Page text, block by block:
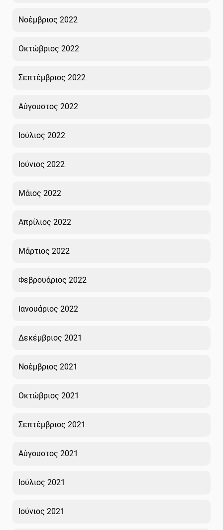
Νοέμβριος 2022
Οκτώβριος 2022
Σεπτέμβριος 2022
Αύγουστος 2022
Ιούλιος 2022
Ιούνιος 2022
Μάιος 2022
Απρίλιος 2022
Μάρτιος 2022
Φεβρουάριος 2022
Ιανουάριος 2022
Δεκέμβριος 2021
Νοέμβριος 2021
Οκτώβριος 2021
Σεπτέμβριος 2021
Αύγουστος 2021
Ιούλιος 2021
Ιούνιος 2021